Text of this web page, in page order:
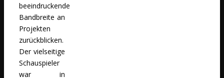
beeindruckende
Bandbreite an
Projekten
zurückblicken.
Der vielseitige
Schauspieler
war in